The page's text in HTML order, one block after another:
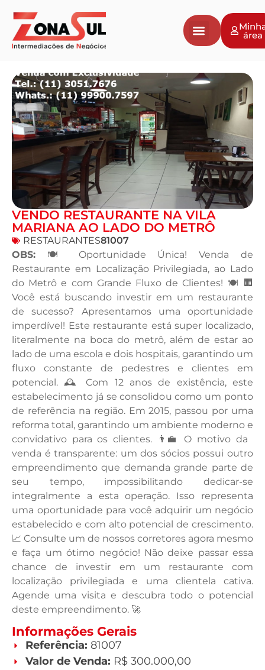
área
VENDO RESTAURANTE NA VILA
MARIANA AO LADO DO METRÔ
RESTAURANTES81007
OBS: 🍽️ Oportunidade Única! Venda de
Restaurante em Localização Privilegiada, ao Lado
do Metrô e com Grande Fluxo de Clientes! 🍽️ 🏢
Você está buscando investir em um restaurante
de sucesso? Apresentamos uma oportunidade
imperdível! Este restaurante está super localizado,
literalmente na boca do metrô, além de estar ao
lado de uma escola e dois hospitais, garantindo um
fluxo constante de pedestres e clientes em
potencial. 🕰️ Com 12 anos de existência, este
estabelecimento já se consolidou como um ponto
de referência na região. Em 2015, passou por uma
reforma total, garantindo um ambiente moderno e
convidativo para os clientes. 👨‍💼 O motivo da
venda é transparente: um dos sócios possui outro
empreendimento que demanda grande parte de
seu tempo, impossibilitando dedicar-se
integralmente a esta operação. Isso representa
uma oportunidade para você adquirir um negócio
estabelecido e com alto potencial de crescimento.
📈 Consulte um de nossos corretores agora mesmo
e faça um ótimo negócio! Não deixe passar essa
chance de investir em um restaurante com
localização privilegiada e uma clientela cativa.
Agende uma visita e descubra todo o potencial
deste empreendimento. 🚀
Informações Gerais
Referência: 81007
Valor de Venda: R$ 300.000,00